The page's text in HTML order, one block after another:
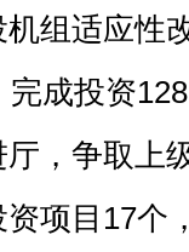
组适应性
成投资
，争取上
项目17个